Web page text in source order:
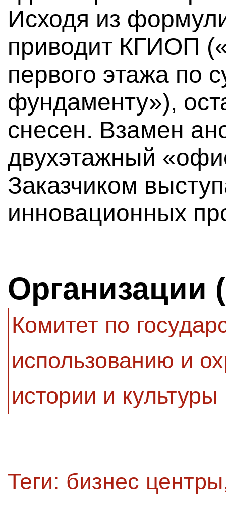
Исходя из
приводит КГИОП
первого этажа по
фундаменту»),
снесен. Взамен
двухэтажный
Заказчиком
инновационных
Организации
Комитет по
использованию и
истории и культуры
Теги: бизнес центры